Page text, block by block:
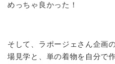
めっちゃ良かった！
そして、ラポージェさん企画
場見学と、単の着物を自分で